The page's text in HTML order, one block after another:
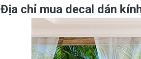
Địa chỉ mua decal dán